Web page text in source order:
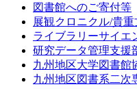
図書館へのご寄付等
展観クロニクル/貴
ライブラリーサイエ
研究データ管理支援
九州地区大学図書館
九州地区図書系二次